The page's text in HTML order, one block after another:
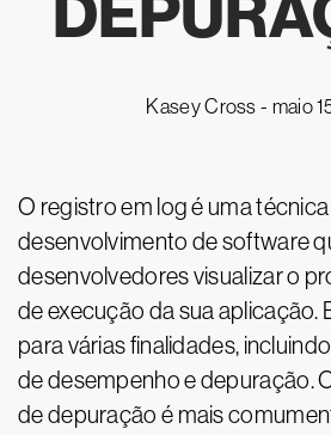
Kasey Cross - maio
O registro em log é uma
desenvolvimento de software
desenvolvedores visualizar o
de execução da sua aplicação.
para várias finalidades,
de desempenho e depuração.
de depuração é mais